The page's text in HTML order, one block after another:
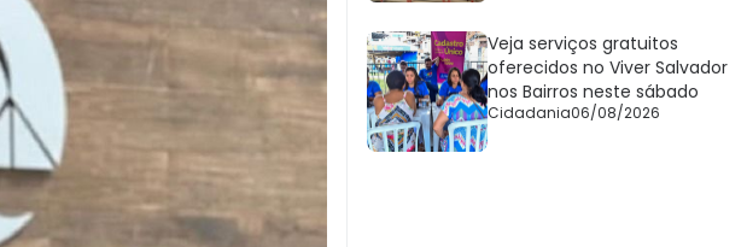
Veja serviços gratuitos
oferecidos no Viver Salvador
nos Bairros neste sábado
Cidadania06/08/2026